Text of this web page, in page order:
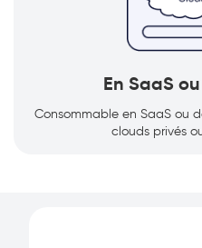
En SaaS
Consommable en SaaS ou
clouds privés